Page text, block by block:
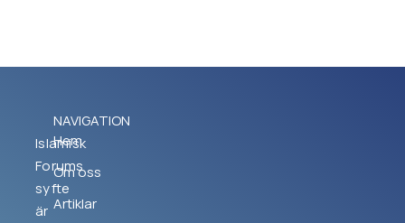
Islamisk
Forums
syfte
är
NAVIGATION
Hem
Om oss
Artiklar